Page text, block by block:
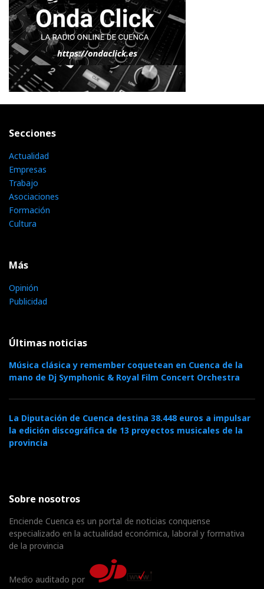
Secciones
Actualidad
Empresas
Trabajo
Asociaciones
Formación
Cultura
Más
Opinión
Publicidad
Últimas noticias
Música clásica y remember coquetean en Cuenca de la
mano de Dj Symphonic & Royal Film Concert Orchestra
La Diputación de Cuenca destina 38.448 euros a impulsar
la edición discográfica de 13 proyectos musicales de la
provincia
Sobre nosotros
Enciende Cuenca es un portal de noticias conquense
especializado en la actualidad económica, laboral y formativa
de la provincia
Medio auditado por